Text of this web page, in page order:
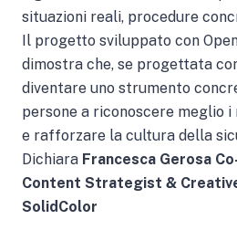
situazioni reali, procedure
Il progetto sviluppato con
dimostra che, se progettata
diventare uno strumento
persone a riconoscere meglio
e rafforzare la cultura della
Dichiara Francesca Gerosa
Content Strategist &
SolidColor